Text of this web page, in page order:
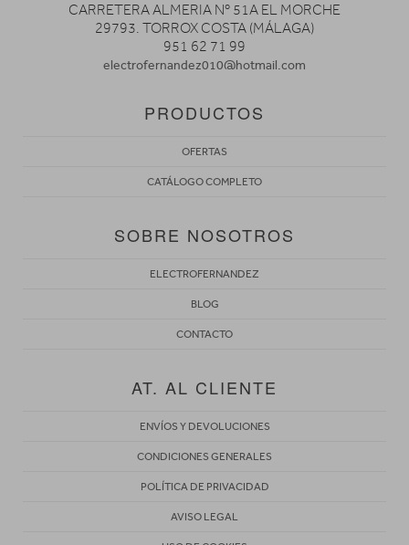
CARRETERA ALMERIA Nº 51A EL MORCHE
29793. TORROX COSTA (MÁLAGA)
951 62 71 99
electrofernandez010@hotmail.com
PRODUCTOS
OFERTAS
CATÁLOGO COMPLETO
SOBRE NOSOTROS
ELECTROFERNANDEZ
BLOG
CONTACTO
AT. AL CLIENTE
ENVÍOS Y DEVOLUCIONES
CONDICIONES GENERALES
POLÍTICA DE PRIVACIDAD
AVISO LEGAL